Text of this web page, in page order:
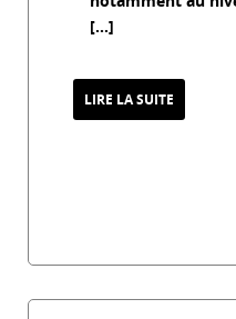
[…]
LIRE LA SUITE